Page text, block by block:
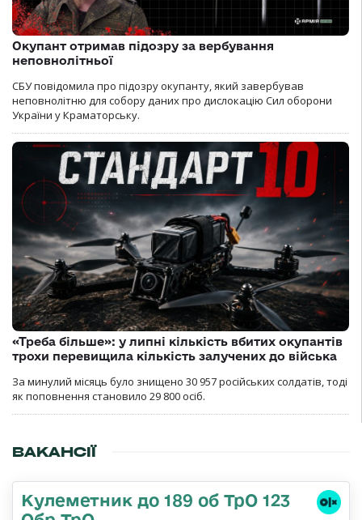
Окупант отримав підозру за вербування
неповнолітньої
СБУ повідомила про підозру окупанту, який завербував
неповнолітню для собору даних про дислокацію Сил оборони
України у Краматорську.
«Треба більше»: у липні кількість вбитих окупантів
трохи перевищила кількість залучених до війська
За минулий місяць було знищено 30 957 російських солдатів, тоді
як поповнення становило 29 800 осіб.
ВАКАНСІЇ
Кулеметник до 189 об ТрО 123